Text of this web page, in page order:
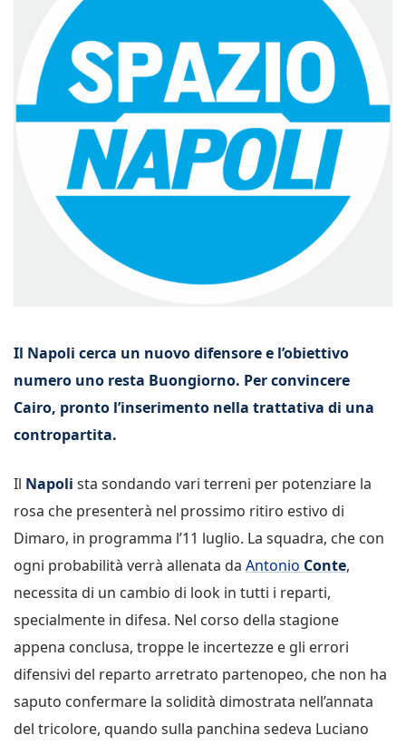
Il Napoli cerca un nuovo difensore e l’obiettivo
numero uno resta Buongiorno. Per convincere
Cairo, pronto l’inserimento nella trattativa di una
contropartita.
Il Napoli sta sondando vari terreni per potenziare la
rosa che presenterà nel prossimo ritiro estivo di
Dimaro, in programma l’11 luglio. La squadra, che con
ogni probabilità verrà allenata da Antonio Conte,
necessita di un cambio di look in tutti i reparti,
specialmente in difesa. Nel corso della stagione
appena conclusa, troppe le incertezze e gli errori
difensivi del reparto arretrato partenopeo, che non ha
saputo confermare la solidità dimostrata nell’annata
del tricolore, quando sulla panchina sedeva Luciano